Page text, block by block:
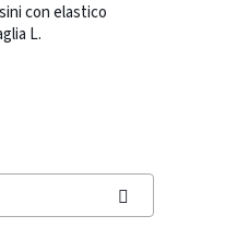
con elastico
L.